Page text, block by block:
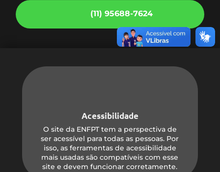
(11) 95688-7624
Acessibilidade
O site da ENFPT tem a perspectiva de
ser acessível para todas as pessoas. Por
isso, as ferramentas de acessibilidade
mais usadas são compatíveis com esse
site e devem funcionar corretamente.